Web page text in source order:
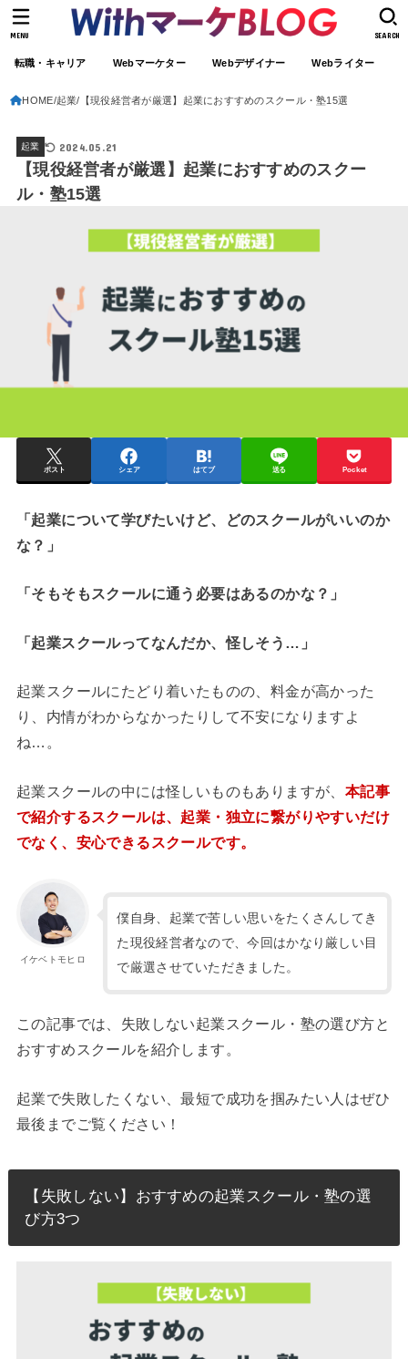
転職・キャリア Webマーケター Webデザイナー Webライター
SEARCH
MENU
HOME 起業 【現役経営者が厳選】起業におすすめのスクール・塾15選
起業 2024.05.21
【現役経営者が厳選】起業におすすめのスクー
ル・塾15選
ポスト シェア はてブ 送る Pocket
「起業について学びたいけど、どのスクールがいいのか
な？」
「そもそもスクールに通う必要はあるのかな？」
「起業スクールってなんだか、怪しそう…」
起業スクールにたどり着いたものの、料金が高かった
り、内情がわからなかったりして不安になりますよ
ね…。
起業スクールの中には怪しいものもありますが、 本記事
で紹介するスクールは、起業・独立に繋がりやすいだけ
でなく、安心できるスクールです。
イケベトモヒロ
僕自身、起業で苦しい思いをたくさんしてき
た現役経営者なので、今回はかなり厳しい目
で厳選させていただきました。
この記事では、失敗しない起業スクール・塾の選び方と
おすすめスクールを紹介します。
起業で失敗したくない、最短で成功を掴みたい人はぜひ
最後までご覧ください！
【失敗しない】おすすめの起業スクール・塾の選
び方3つ